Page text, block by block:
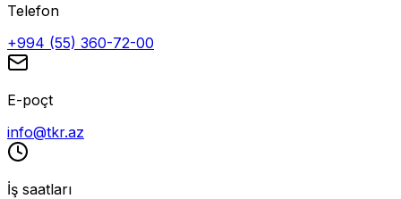
Telefon
+994 (55) 360-72-00
E-poçt
info@tkr.az
İş saatları